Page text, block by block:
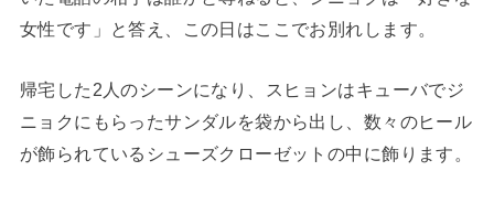
女性です」と答え、この日はここでお別れします。
帰宅した2人のシーンになり、スヒョンはキューバでジ
ニョクにもらったサンダルを袋から出し、数々のヒール
が飾られているシューズクローゼットの中に飾ります。